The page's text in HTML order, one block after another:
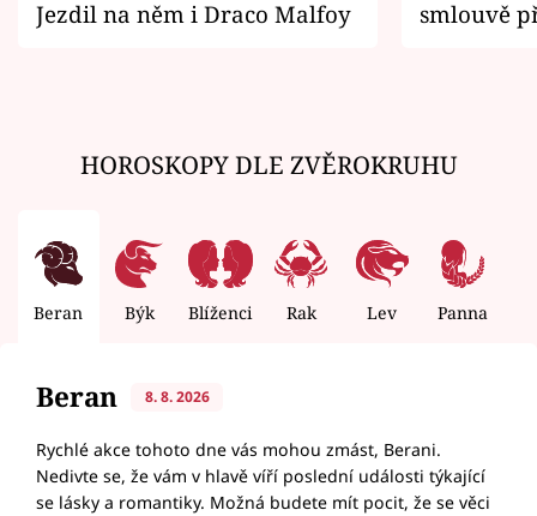
Jezdil na něm i Draco Malfoy
smlouvě
HOROSKOPY DLE ZVĚROKRUHU
Beran Býk Blíženci Rak Lev Panna
Beran 8. 8. 2026
Rychlé akce tohoto dne vás mohou zmást, Berani.
Nedivte se, že vám v hlavě víří poslední události týkající
se lásky a romantiky. Možná budete mít pocit, že se věci